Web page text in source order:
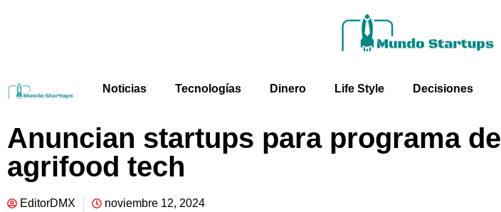
Noticias Tecnologías Dinero Life Style Decisiones
Anuncian startups para programa de
agrifood tech
EditorDMX noviembre 12, 2024